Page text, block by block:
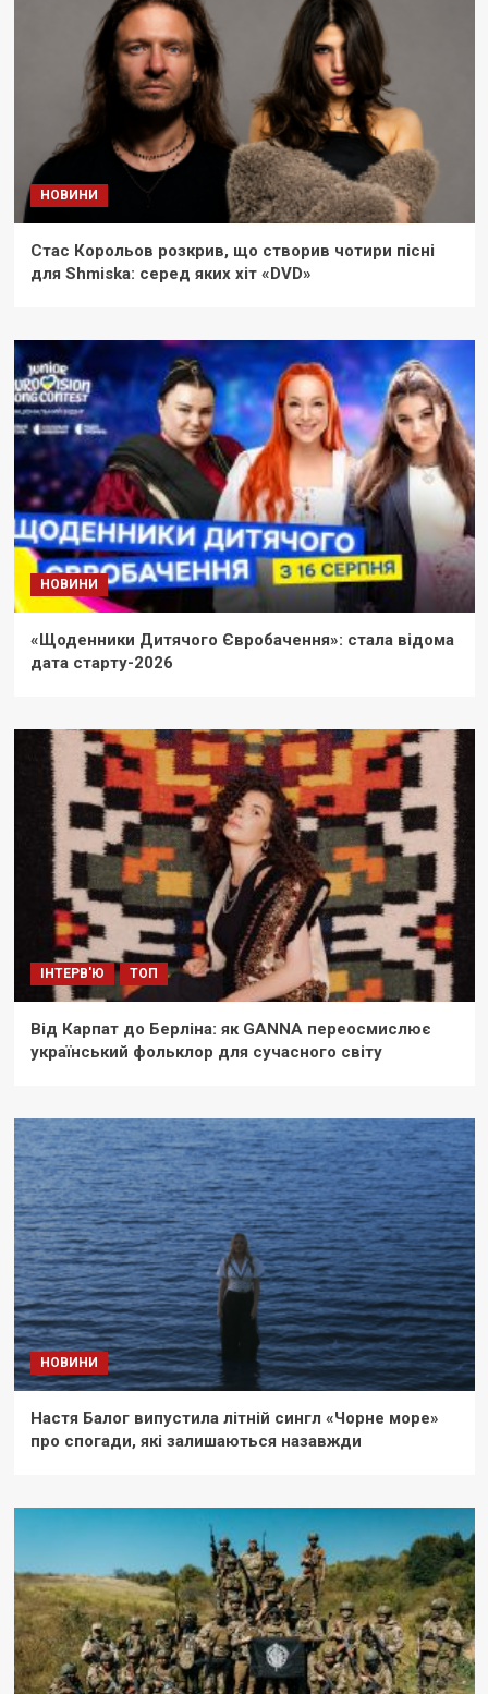
НОВИНИ
Стас Корольов розкрив, що створив чотири пісні
для Shmiska: серед яких хіт «DVD»
НОВИНИ
«Щоденники Дитячого Євробачення»: стала відома
дата старту-2026
ІНТЕРВ'Ю ТОП
Від Карпат до Берліна: як GANNA переосмислює
український фольклор для сучасного світу
НОВИНИ
Настя Балог випустила літній сингл «Чорне море»
про спогади, які залишаються назавжди